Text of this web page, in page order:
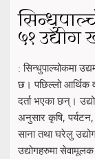
५१ उद्योग
: सिन्धुपाल्चोकमा
छ। पछिल्लो आर्थिक
दर्ता भएका छन्।
अनुसार कृषि, पर्यटन,
साना तथा घरेलु
उद्योगहरुमा